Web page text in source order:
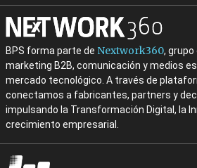
BPS forma parte de Nextwork360, grupo
marketing B2B, comunicación y medios
mercado tecnológico. A través de
conectamos a fabricantes, partners y
impulsando la Transformación Digital, la
crecimiento empresarial.